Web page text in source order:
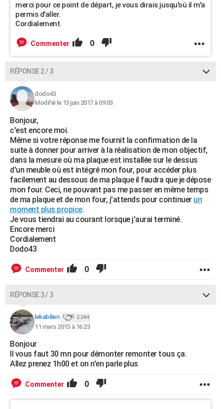
merci pour ce point de départ, je vous dirais jusqu'où il m'a
permis d'aller.
Cordialement.
Commenter 0
RÉPONSE 2 / 3
dodo43
Modifié le 13 juin 2017 à 09:03
Bonjour,
c'est encore moi.
Même si votre réponse me fournit la confirmation de la
suite à donner pour arriver à la réalisation de mon objectif,
dans la mesure où ma plaque est installée sur le dessus
d'un meuble où est intégré mon four, pour accéder plus
facilement au dessous de ma plaque il faudra que je dépose
mon four. Ceci, ne pouvant pas me passer en même temps
de ma plaque et de mon four, j'attends pour continuer un
moment plus propice.
Je vous tiendrai au courant lorsque j'aurai terminé.
Encore merci
Cordialement
Dodo43
Commenter 0
RÉPONSE 3 / 3
lekabilien 2 244
11 mars 2015 à 16:23
Bonjour
Il vous faut 30 mn pour démonter remonter tous ça.
Allez prenez 1h00 et on n'en parle plus
Commenter 0